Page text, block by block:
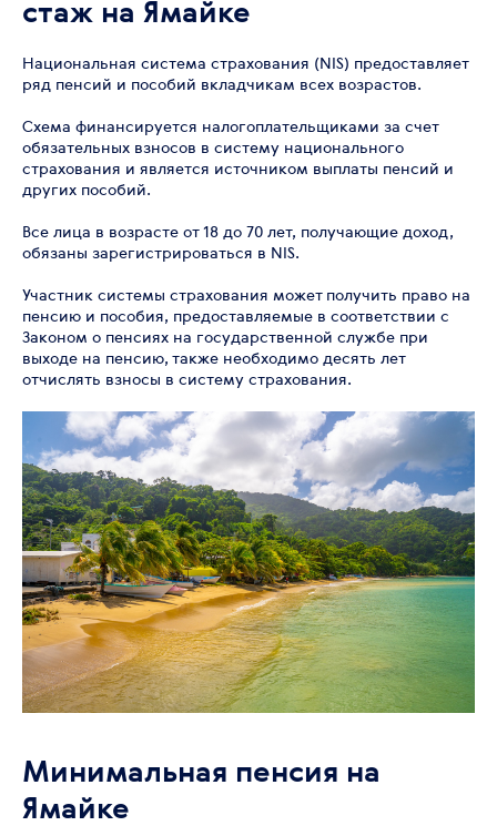
стаж на Ямайке
Национальная система страхования (NIS) предоставляет
ряд пенсий и пособий вкладчикам всех возрастов.
Схема финансируется налогоплательщиками за счет
обязательных взносов в систему национального
страхования и является источником выплаты пенсий и
других пособий.
Все лица в возрасте от 18 до 70 лет, получающие доход,
обязаны зарегистрироваться в NIS.
Участник системы страхования может получить право на
пенсию и пособия, предоставляемые в соответствии с
Законом о пенсиях на государственной службе при
выходе на пенсию, также необходимо десять лет
отчислять взносы в систему страхования.
Минимальная пенсия на
Ямайке